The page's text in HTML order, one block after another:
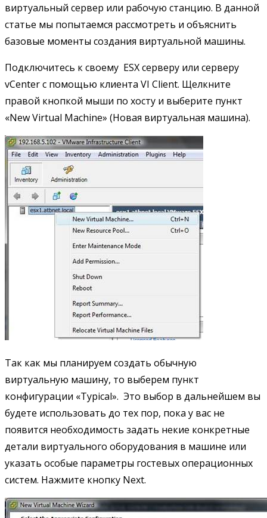
виртуальный сервер или рабочую станцию. В данной
статье мы попытаемся рассмотреть и объяснить
базовые моменты создания виртуальной машины.
Подключитесь к своему ESX серверу или серверу
vCenter с помощью клиента VI Client. Щелкните
правой кнопкой мыши по хосту и выберите пункт
«New Virtual Machine» (Новая виртуальная машина).
Так как мы планируем создать обычную
виртуальную машину, то выберем пункт
конфигурации «Typical». Это выбор в дальнейшем вы
будете использовать до тех пор, пока у вас не
появится необходимость задать некие конкретные
детали виртуального оборудования в машине или
указать особые параметры гостевых операционных
систем. Нажмите кнопку Next.